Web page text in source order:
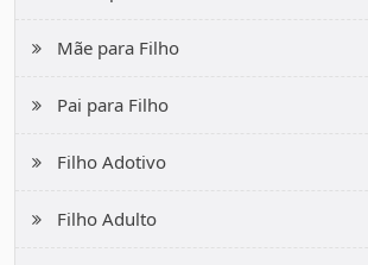
Mãe para Filho
Pai para Filho
Filho Adotivo
Filho Adulto